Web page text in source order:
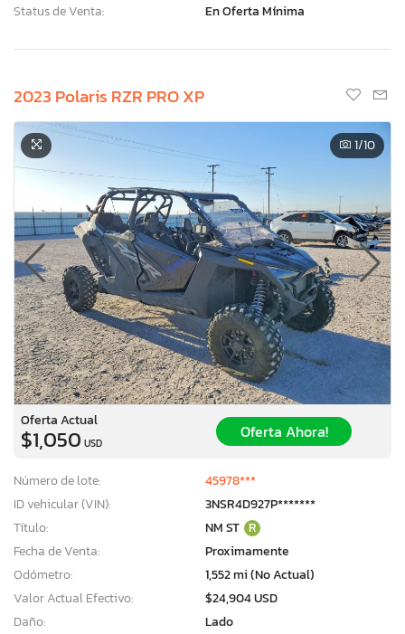
Status de Venta:
En Oferta Mínima
2023 Polaris RZR PRO XP
1/10
Oferta Actual
$1,050 USD
Oferta Ahora!
Número de lote:
45978***
ID vehicular (VIN):
3NSR4D927P*******
Título:
NM ST R
Fecha de Venta:
Proximamente
Odómetro:
1,552 mi (No Actual)
Valor Actual Efectivo:
$24,904 USD
Daño:
Lado